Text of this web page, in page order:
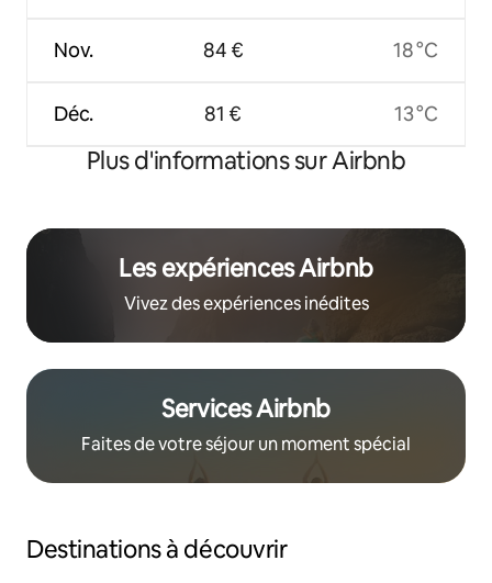
Nov.
Déc.
84 €
81 €
18 °C
13 °C
Plus d'informations sur Airbnb
Les expériences Airbnb
Vivez des expériences inédites
Services Airbnb
Faites de votre séjour un moment spécial
Destinations à découvrir